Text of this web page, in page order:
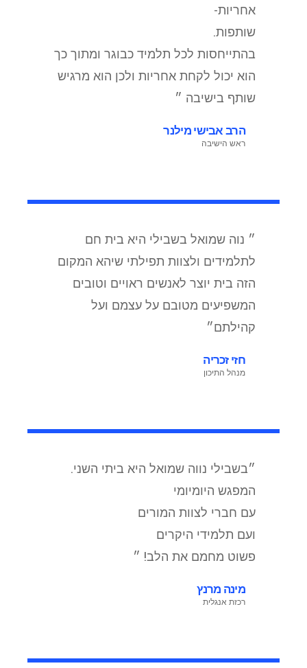
אחריות-
שותפות.
בהתייחסות לכל תלמיד כבוגר ומתוך כך
הוא יכול לקחת אחריות ולכן הוא מרגיש
שותף בישיבה ״
הרב אבישי מילנר
ראש הישיבה
״ נוה שמואל בשבילי היא בית חם
לתלמידים ולצוות תפילתי שיהא המקום
הזה בית יוצר לאנשים ראויים וטובים
המשפיעים מטובם על עצמם ועל
קהילתם״
חזי זכריה
מנהל התיכון
״בשבילי נווה שמואל היא ביתי השני.
המפגש היומיומי
עם חברי לצוות המורים
ועם תלמידי היקרים
פשוט מחמם את הלב! ״
מינה מרנץ
רכזת אנגלית